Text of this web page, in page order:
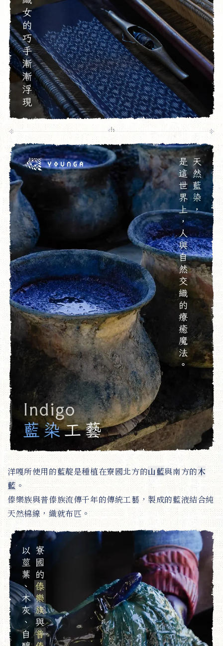
洋嘎所使用的藍靛是種植在寮國北方的山藍與南方的木
藍 。
傣樂族與普傣族流傳千年的傳統工藝，製成的藍液結合純
天然棉線，織就布匹。